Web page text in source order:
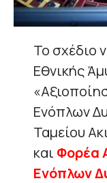
Το σχέδιο
Εθνικής
Ενόπλων
Ταμείου
και Φορέα
Ενόπλων